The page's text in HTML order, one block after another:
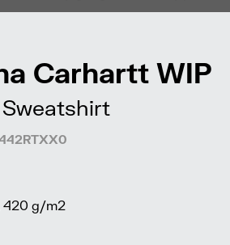
Carhartt WIP
420 g/m2